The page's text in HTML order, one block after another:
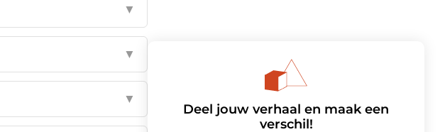
▼
▼
▼
Deel jouw verhaal en maak een
verschil!